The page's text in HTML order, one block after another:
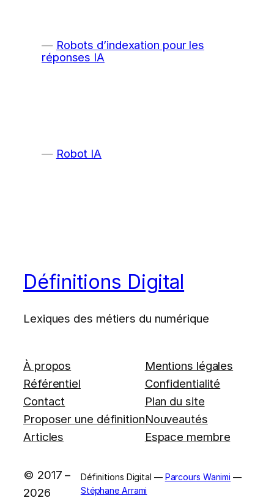
Robots d’indexation pour les
réponses IA
Robot IA
Définitions Digital
Lexiques des métiers du numérique
À propos
Référentiel
Contact
Proposer une définition
Articles
Mentions légales
Confidentialité
Plan du site
Nouveautés
Espace membre
© 2017 –
2026
Définitions Digital — Parcours Wanimi —
Stéphane Arrami